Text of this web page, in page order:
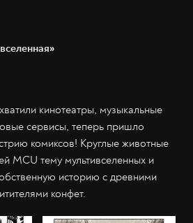
кинотеатры, музыкальные
сервисы, теперь пришло
комиксов! Круглые животные
MCU тему мультивселенных и
историю с древними
конфет.